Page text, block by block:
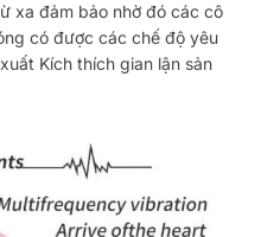
xa đảm bảo nhờ đó các cô
có được các chế độ yêu
Kích thích gian lận sản